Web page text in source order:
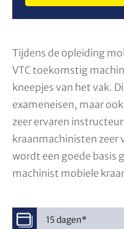
Tijdens de opleiding
VTC toekomstig
kneepjes van het vak.
exameneisen, maar
zeer ervaren
kraanmachinisten zeer
wordt een goede basis
machinist mobiele
15 dagen*